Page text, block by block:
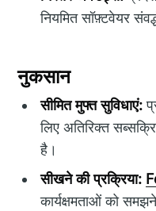
नियमित सॉफ़्टवेयर
नुकसान
सीमित मुफ्त सुविधाएं:
लिए अतिरिक्त
है।
सीखने की प्रक्रिया:
कार्यक्षमताओं को